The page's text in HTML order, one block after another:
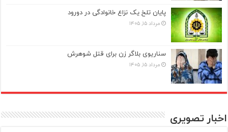
پایان تلخ یک نزاع خانوادگی در دورود
مرداد ۱۵, ۱۴۰۵
سناریوی بلاگر زن برای قتل شوهرش
مرداد ۱۵, ۱۴۰۵
اخبار تصویری